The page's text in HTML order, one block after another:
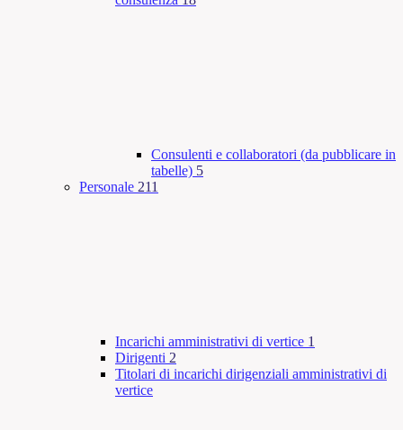
Consulenti e collaboratori (da pubblicare in
tabelle) 5
Personale 211
Incarichi amministrativi di vertice 1
Dirigenti 2
Titolari di incarichi dirigenziali amministrativi di
vertice